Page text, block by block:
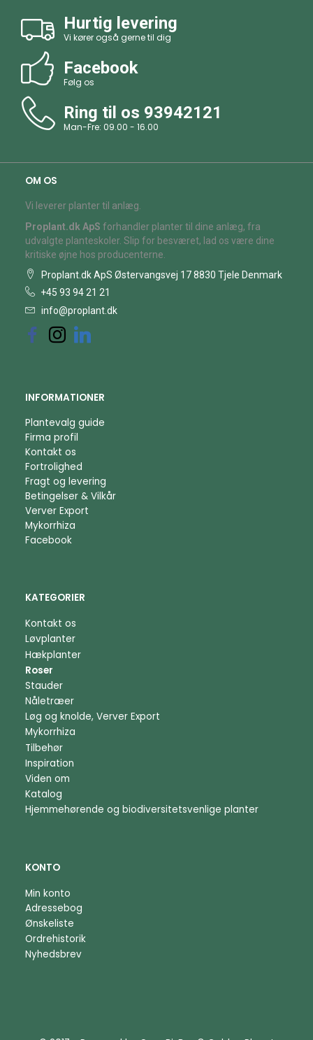
Hurtig levering
Vi kører også gerne til dig
Facebook
Følg os
Ring til os 93942121
Man-Fre: 09.00 - 16.00
OM OS
Vi leverer planter til anlæg.
Proplant.dk ApS forhandler planter til dine anlæg, fra
udvalgte planteskoler. Slip for besværet, lad os være dine
kritiske øjne hos producenterne.
Proplant.dk ApS Østervangsvej 17 8830 Tjele Denmark
+45 93 94 21 21
info@proplant.dk
INFORMATIONER
Plantevalg guide
Firma profil
Kontakt os
Fortrolighed
Fragt og levering
Betingelser & Vilkår
Verver Export
Mykorrhiza
Facebook
KATEGORIER
Kontakt os
Løvplanter
Hækplanter
Roser
Stauder
Nåletræer
Løg og knolde, Verver Export
Mykorrhiza
Tilbehør
Inspiration
Viden om
Katalog
Hjemmehørende og biodiversitetsvenlige planter
KONTO
Min konto
Adressebog
Ønskeliste
Ordrehistorik
Nyhedsbrev